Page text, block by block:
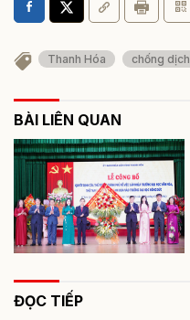
Thanh Hóa chống dịch
BÀI LIÊN QUAN
ĐỌC TIẾP